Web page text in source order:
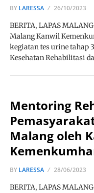
BY LARESSA 26/10/2023
BERITA, LAPAS
Malang Kanwil
kegiatan tes urine tahap
Kesehatan Rehabilitasi
Mentoring
Malang oleh
BY LARESSA 28/06/2023
BERITA, LAPAS